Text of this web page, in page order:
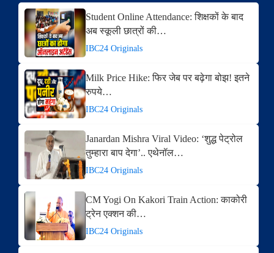
Student Online Attendance: शिक्षकों के बाद
अब स्कूली छात्रों की…
IBC24 Originals
Milk Price Hike: फिर जेब पर बढ़ेगा बोझ! इतने
रुपये…
IBC24 Originals
Janardan Mishra Viral Video: ‘शुद्ध पेट्रोल
तुम्हारा बाप देगा’.. एथेनॉल…
IBC24 Originals
CM Yogi On Kakori Train Action: काकोरी
ट्रेन एक्शन की…
IBC24 Originals